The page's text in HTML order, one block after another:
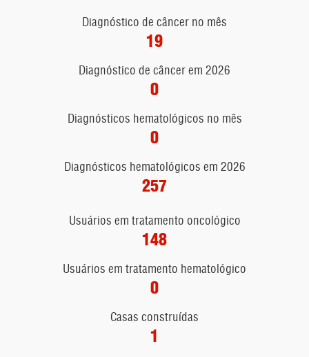
Diagnóstico de câncer no mês
19
Diagnóstico de câncer em 2026
0
Diagnósticos hematológicos no mês
0
Diagnósticos hematológicos em 2026
257
Usuários em tratamento oncológico
148
Usuários em tratamento hematológico
0
Casas construídas
1